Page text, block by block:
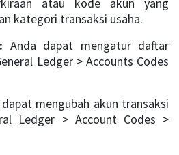
kategori transaksi usaha.
Anda dapat mengatur daftar
Ledger > Accounts Codes
mengubah akun transaksi
Ledger > Account Codes >